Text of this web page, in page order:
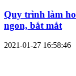
Quy trình làm
ngon, bắt mắt
2021-01-27